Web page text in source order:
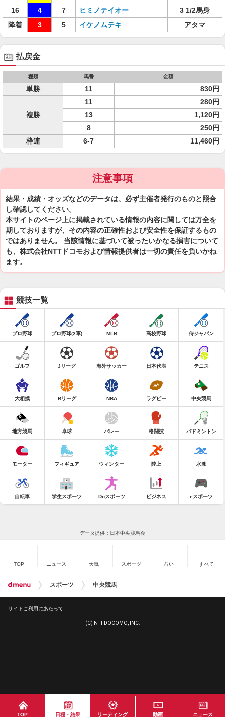
16
4 7 ヒミノテイオー
3 1/2馬身
降着
3 5 イケノムテキ アタマ
払戻金
種類 馬番 金額
単勝 11 830円
複勝
11
280円
13
1,120円
8
250円
枠連
6-7 11,460円
注意事項
結果・成績・オッズなどのデータは、必ず主催者発行のものと照合
し確認してください。
本サイトのページ上に掲載されている情報の内容に関しては万全を
期しておりますが、その内容の正確性および安全性を保証するもの
ではありません。 当該情報に基づいて被ったいかなる損害について
も、株式会社NTTドコモおよび情報提供者は一切の責任を負いかね
ます。
TOP 日程・結果 リーディング 動画 ニュース
競技一覧
プロ野球 プロ野球(2軍) MLB 高校野球 侍ジャパン
ゴルフ Jリーグ 海外サッカー 日本代表 テニス
大相撲 Bリーグ NBA ラグビー 中央競馬
地方競馬 卓球 バレー 格闘技 バドミントン
モーター フィギュア ウィンター 陸上 水泳
自転車 学生スポーツ Doスポーツ ビジネス eスポーツ
データ提供：日本中央競馬会
TOP ニュース 天気 スポーツ 占い すべて
スポーツ 中央競馬
サイトご利用にあたって
(C) NTT DOCOMO, INC.